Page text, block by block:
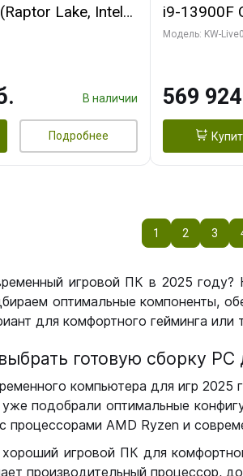
Lake, Intel
ГБ ОЗУ (2
SSD)
В наличии
Подробнее
i9-13900F
7,
Turbo/ 512
Модель: KW-
569
1 2 3
игровой ПК в 2025
оптимальные компоненты,
для комфортного гейминга
готовую сборку РС
компьютера для игр
подобрали оптимальные
AMD Ryzen и
игровой ПК для
производительный процессор,